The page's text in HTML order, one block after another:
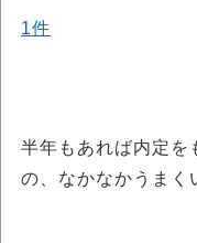
1件
半年もあれば内定を
の、なかなかうまく